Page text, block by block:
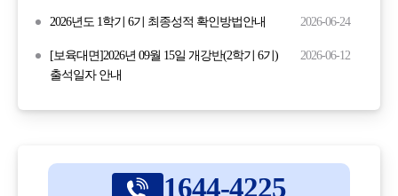
2026년도 1학기 6기 최종성적 확인방법안내 2026-06-24
[보육대면]2026년 09월 15일 개강반(2학기 6기)
출석일자 안내
2026-06-12
1644-4225